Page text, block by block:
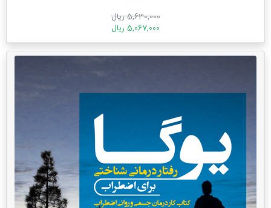
5,630,000 ریال
5,067,000 ریال